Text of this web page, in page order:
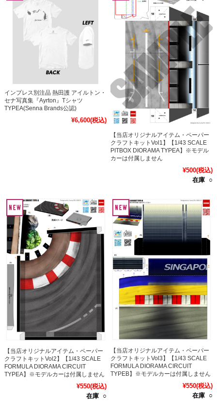
インプレス別注品 熱田護 アイルトン・
セナ写真集『Ayrton』Tシャツ
TYPEA(Senna Brands公認)
¥6,600(税込)
【当店オリジナルアイテム・ペーパー
クラフトキットVol1】【1/43 SCALE
PITBOX DIORAMA TYPEA】※モデル
カーは付属しません
¥500(税込)
在庫 ○
【当店オリジナルアイテム・ペーパー
クラフトキットVol2】【1/43 SCALE
FORMULA DIORAMA CIRCUIT
TYPEA】※モデルカーは付属しません
¥550(税込)
在庫 ○
【当店オリジナルアイテム・ペーパー
クラフトキットVol3】【1/43 SCALE
FORMULA DIORAMA CIRCUIT
TYPEB】※モデルカーは付属しません
¥550(税込)
在庫 ○